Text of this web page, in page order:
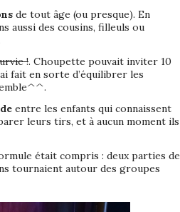
de tout âge (ou presque). En
aussi des cousins, filleuls ou
!. Choupette pouvait inviter 10
fait en sorte d’équilibrer les
entre les enfants qui connaissent
leurs tirs, et à aucun moment ils
était compris : deux parties de
tournaient autour des groupes